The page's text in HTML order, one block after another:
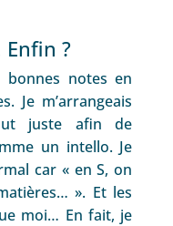
?
bonnes notes en
Je m’arrangeais
juste afin de
un intello. Je
car « en S, on
». Et les
moi… En fait, je